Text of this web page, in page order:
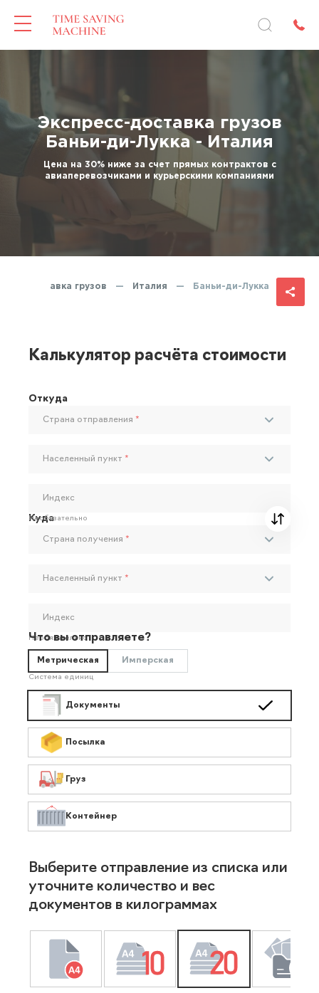
Экспресс-доставка грузов
Баньи-ди-Лукка - Италия
Цена на 30% ниже за счет прямых контрактов с
авиаперевозчиками и курьерскими компаниями
доставка грузов — Италия — Баньи-ди-Лукка
Калькулятор расчёта стоимости
Откуда
Страна отправления *
Населенный пункт *
Индекс
Необязательно
Куда
Страна получения *
Населенный пункт *
Индекс
Необязательно
Что вы отправляете?
Метрическая Имперская
Система единиц
Документы
Посылка
Груз
Контейнер
Выберите отправление из списка или
уточните количество и вес
документов в килограммах